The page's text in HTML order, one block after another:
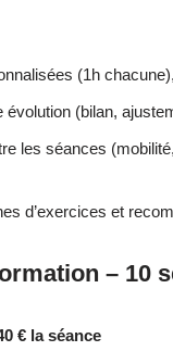
(1h chacune),
évolution (bilan,
les séances
d’exercices et
– 10
€ la séance